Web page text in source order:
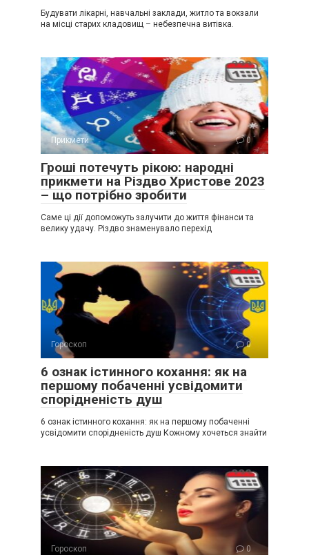
Будувати лікарні, навчальні заклади, житло та вокзали
на місці старих кладовищ – небезпечна витівка.
Прикмети 0
Гроші потечуть рікою: народні
прикмети на Різдво Христове 2023
– що потрібно зробити
Саме ці дії допоможуть залучити до життя фінанси та
велику удачу. Різдво знаменувало перехід
Гороскоп 0
6 ознак істинного кохання: як на
першому побаченні усвідомити
спорідненість душ
6 ознак істинного кохання: як на першому побаченні
усвідомити спорідненість душ Кожному хочеться знайти
Гороскоп 0